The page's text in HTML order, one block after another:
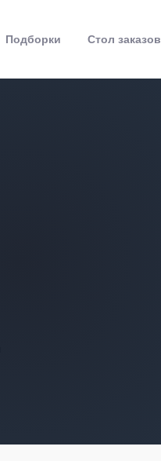
Подборки Стол заказов